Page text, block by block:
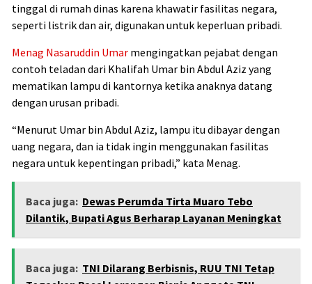
tinggal di rumah dinas karena khawatir fasilitas negara,
seperti listrik dan air, digunakan untuk keperluan pribadi.
Menag Nasaruddin Umar mengingatkan pejabat dengan
contoh teladan dari Khalifah Umar bin Abdul Aziz yang
mematikan lampu di kantornya ketika anaknya datang
dengan urusan pribadi.
“Menurut Umar bin Abdul Aziz, lampu itu dibayar dengan
uang negara, dan ia tidak ingin menggunakan fasilitas
negara untuk kepentingan pribadi,” kata Menag.
Baca juga: Dewas Perumda Tirta Muaro Tebo
Dilantik, Bupati Agus Berharap Layanan Meningkat
Baca juga: TNI Dilarang Berbisnis, RUU TNI Tetap